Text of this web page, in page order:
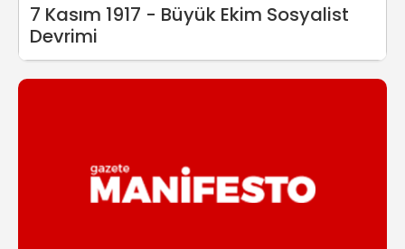
7 Kasım 1917 - Büyük Ekim Sosyalist
Devrimi